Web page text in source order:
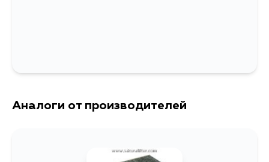
Аналоги от производителей